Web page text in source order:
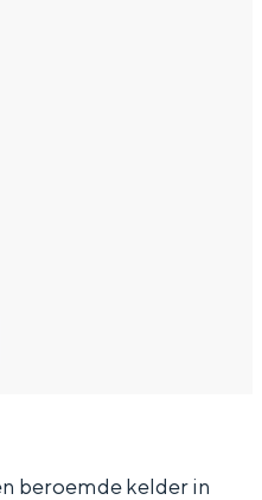
beroemde kelder in